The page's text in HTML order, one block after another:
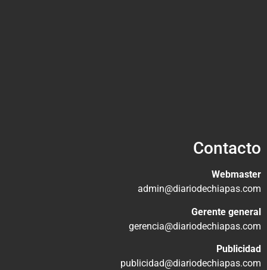
Contacto
Webmaster
admin@diariodechiapas.com
Gerente general
gerencia@diariodechiapas.com
Publicidad
publicidad@diariodechiapas.com